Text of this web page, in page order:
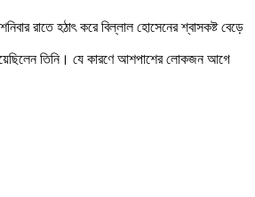
রাতে হঠাৎ করে বিল্লাল হোসেনের শ্বাসকষ্ট বেড়ে
তিনি। যে কারণে আশপাশের লোকজন আগে